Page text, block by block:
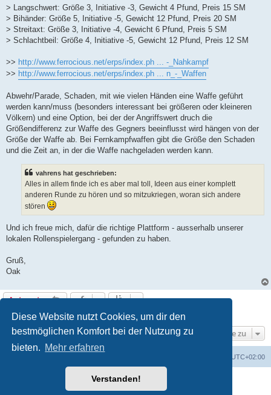
Diese Website nutzt Cookies, um dir den
bestmöglichen Komfort bei der Nutzung zu
bieten. Mehr erfahren
Verstanden!
> Langschwert: Größe 3, Initiative -3, Gewicht 4 Pfund, Preis 15 SM
> Bihänder: Größe 5, Initiative -5, Gewicht 12 Pfund, Preis 20 SM
> Streitaxt: Größe 3, Initiative -4, Gewicht 6 Pfund, Preis 5 SM
> Schlachtbeil: Größe 4, Initiative -5, Gewicht 12 Pfund, Preis 12 SM
>> http://www.ferrocious.net/erps/index.ph ... -_Nahkampf
>> http://www.ferrocious.net/erps/index.ph ... n_-_Waffen
Abwehr/Parade, Schaden, mit wie vielen Händen eine Waffe geführt
werden kann/muss (besonders interessant bei größeren oder kleineren
Völkern) und eine Option, bei der der Angriffswert druch die
Größendifferenz zur Waffe des Gegners beeinflusst wird hängen von der
Größe der Waffe ab. Bei Fernkampfwaffen gibt die Größe den Schaden
und die Zeit an, in der die Waffe nachgeladen werden kann.
vahrens hat geschrieben:
Alles in allem finde ich es aber mal toll, Ideen aus einer komplett
anderen Runde zu hören und so mitzukriegen, woran sich andere
stören
Und ich freue mich, dafür die richtige Plattform - ausserhalb unserer
lokalen Rollenspielergang - gefunden zu haben.
Gruß,
Oak
Antworten
7 Beiträge • Seite1 von 1
Gehe zu
UTC+02:00
Powered byphpBB® Forum Software © phpBB Limited
phpBB.de